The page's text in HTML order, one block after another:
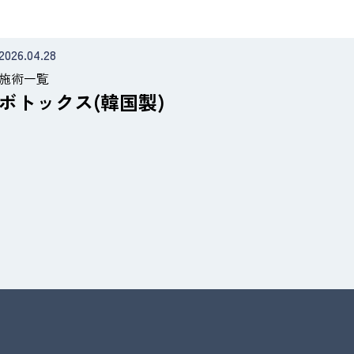
術一覧
ボトックス(韓国製)